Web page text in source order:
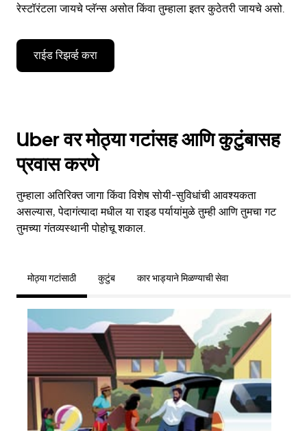
रेस्टॉरंटला जायचे प्लॅन्स असोत किंवा तुम्हाला इतर कुठेतरी जायचे असो.
राईड रिझर्व्ह करा
Uber वर मोठ्या गटांसह आणि कुटुंबासह
प्रवास करणे
तुम्हाला अतिरिक्त जागा किंवा विशेष सोयी-सुविधांची आवश्यकता
असल्यास, पेदागंत्यादा मधील या राइड पर्यायांमुळे तुम्ही आणि तुमचा गट
तुमच्या गंतव्यस्थानी पोहोचू शकाल.
मोठ्या गटांसाठी कुटुंब कार भाड्याने मिळण्याची सेवा